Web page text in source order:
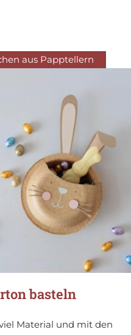
aus Papptellern
basteln
Material und mit den